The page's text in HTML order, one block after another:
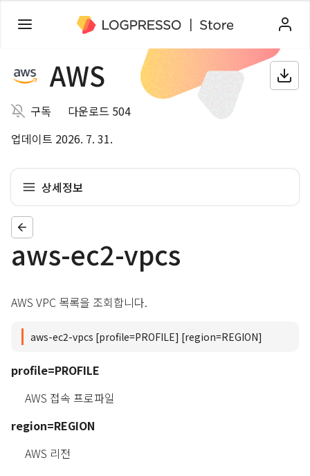
AWS
구독
다운로드 504
업데이트 2026. 7. 31.
상세정보
aws-ec2-vpcs
AWS VPC 목록을 조회합니다.
aws-ec2-vpcs [profile=PROFILE] [region=REGION]
profile=PROFILE
AWS 접속 프로파일
region=REGION
AWS 리전